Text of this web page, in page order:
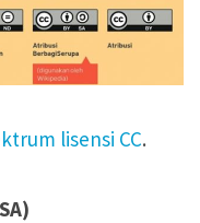
lisensi CC.